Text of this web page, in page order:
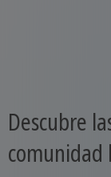
Descubre
comunidad